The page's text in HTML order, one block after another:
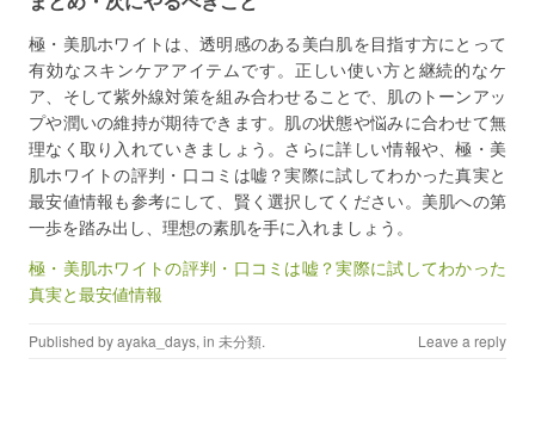
極・美肌ホワイトは、透明感のある美白肌を目指す方にとって
有効なスキンケアアイテムです。正しい使い方と継続的なケ
ア、そして紫外線対策を組み合わせることで、肌のトーンアッ
プや潤いの維持が期待できます。肌の状態や悩みに合わせて無
理なく取り入れていきましょう。さらに詳しい情報や、極・美
肌ホワイトの評判・口コミは嘘？実際に試してわかった真実と
最安値情報も参考にして、賢く選択してください。美肌への第
一歩を踏み出し、理想の素肌を手に入れましょう。
極・美肌ホワイトの評判・口コミは嘘？実際に試してわかった
真実と最安値情報
Published byayaka_days, in 未分類. Leave a reply